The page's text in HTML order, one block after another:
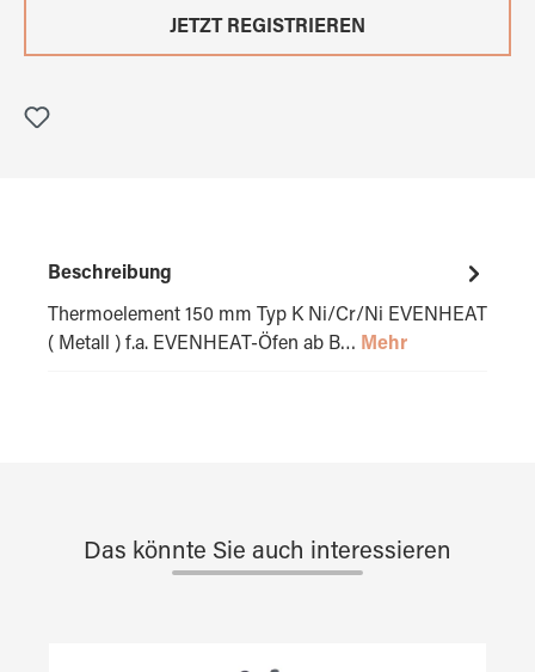
JETZT REGISTRIEREN
Beschreibung
Thermoelement 150 mm Typ K Ni/Cr/Ni EVENHEAT
( Metall ) f.a. EVENHEAT-Öfen ab B… Mehr
Das könnte Sie auch interessieren